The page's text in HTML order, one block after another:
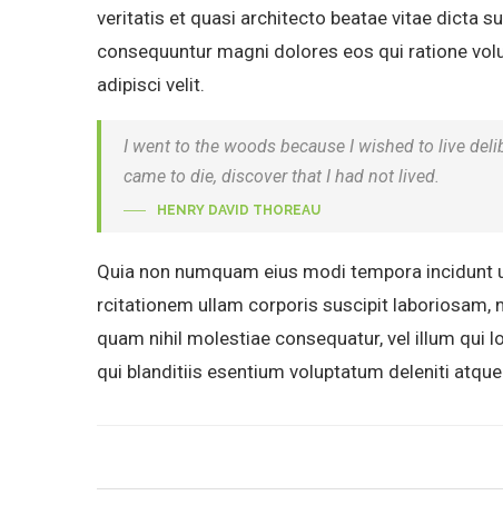
veritatis et quasi architecto beatae vitae dicta
consequuntur magni dolores eos qui ratione
adipisci velit.
I went to the woods because I wished to live
came to die, discover that I had not lived.
HENRY DAVID THOREAU
Quia non numquam eius modi tempora
rcitationem ullam corporis suscipit laboriosam,
quam nihil molestiae consequatur, vel illum qui
qui blanditiis esentium voluptatum deleniti